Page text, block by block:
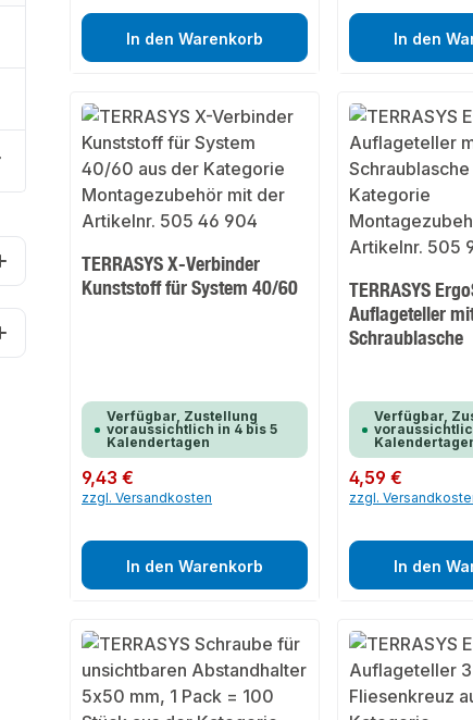
In den Warenkorb In den
TERRASYS X-Verbinder
Kunststoff für System 40/60
Verfügbar, Zustellung
voraussichtlich in 4 bis 5
Kalendertagen
Regulärer Preis:
9,43 €
zzgl. Versandkosten
In den Warenkorb
TERRASYS
Auflageteller
Schraublasche
Verfügbar,
Regulärer Preis:
4,59 €
zzgl.
In den